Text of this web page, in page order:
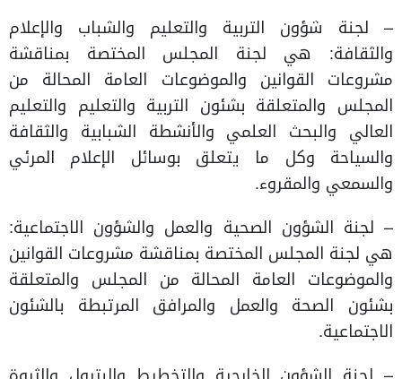
– لجنة شؤون التربية والتعليم والشباب والإعلام
والثقافة: هي لجنة المجلس المختصة بمناقشة
مشروعات القوانين والموضوعات العامة المحالة من
المجلس والمتعلقة بشئون التربية والتعليم والتعليم
العالي والبحث العلمي والأنشطة الشبابية والثقافة
والسياحة وكل ما يتعلق بوسائل الإعلام المرئي
والسمعي والمقروء.
– لجنة الشؤون الصحية والعمل والشؤون الاجتماعية:
هي لجنة المجلس المختصة بمناقشة مشروعات القوانين
والموضوعات العامة المحالة من المجلس والمتعلقة
بشئون الصحة والعمل والمرافق المرتبطة بالشئون
الاجتماعية.